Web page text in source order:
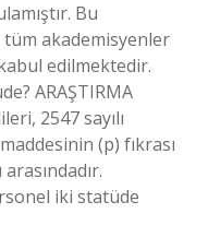
Bu
tüm akademisyenler
edilmektedir.
ARAŞTIRMA
2547 sayılı
(p) fıkrası
iki statüde